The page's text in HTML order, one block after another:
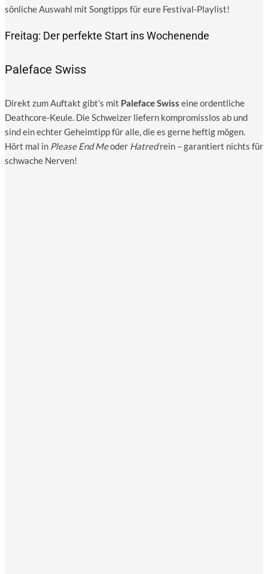
sön­li­che Aus­wahl mit Song­tipps für eure Festival-Playlist!
Freitag: Der perfekte Start ins Wochenende
Paleface Swiss
Direkt zum Auf­takt gibt’s mit Pal­e­face Swiss eine ordent­li­che
Death­co­re-Keu­le. Die Schwei­zer lie­fern kom­pro­miss­los ab und
sind ein ech­ter Geheim­tipp für alle, die es ger­ne hef­tig mögen.
Hört mal in Plea­se End Meoder Hat­redrein – garan­tiert nichts für
schwa­che Nerven!